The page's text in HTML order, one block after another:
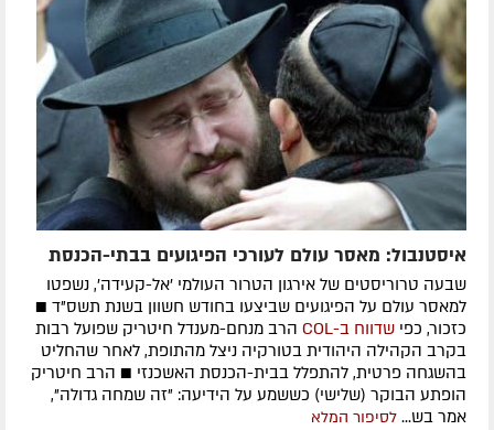
איסטנבול: מאסר עולם לעורכי הפיגועים בבתי-הכנסת
שבעה טרוריסטים של אירגון הטרור העולמי 'אל-קעידה', נשפטו
למאסר עולם על הפיגועים שביצעו בחודש חשוון בשנת תשס"ד ■
כזכור, כפי שדווח ב-COL
הרב מנחם-מענדל חיטריק שפועל רבות
בקרב הקהילה היהודית בטורקיה ניצל מהתופת, לאחר שהחליט
בהשגחה פרטית, להתפלל בבית-הכנסת האשכנזי ■ הרב חיטריק
הופתע הבוקר (שלישי) כששמע על הידיעה: "זה שמחה גדולה",
אמר בש... לסיפור המלא